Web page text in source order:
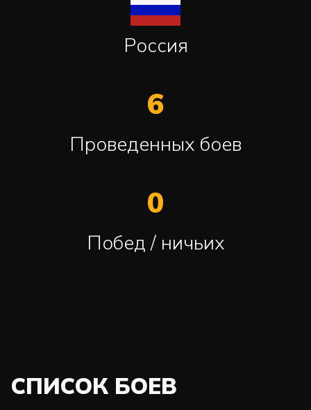
Россия
6
Проведенных боев
0
Побед / ничьих
СПИСОК БОЕВ